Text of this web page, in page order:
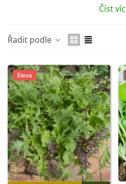
Rostliny ve směsích mají
Saláty jsou vhodné i k
Číst
Řadit podle
Sleva